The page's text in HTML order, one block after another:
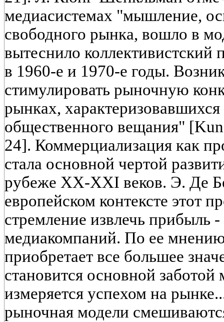
медиасистемах "мышление,
свободного рынка, вошло в
вытеснило коллективистский
в 1960-е и 1970-е годы.
стимулировать рыночную
рынках,
общественного вещания"
24]. Коммерциализация как
стала основной чертой
рубеже XX-XXI веков. Э. Де
европейском контексте этот
стремление извлечь прибыль
медиакомпаний. По ее
приобретает все большее
становится основной
измеряется успехом на
рыночная модели